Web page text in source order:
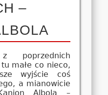
–
poprzednich
małe co nieco,
wyjście coś
a mianowicie
Albola –